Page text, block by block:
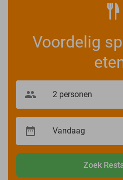
Voordelig
Zoek